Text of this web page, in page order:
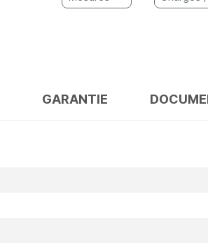
GARANTIE